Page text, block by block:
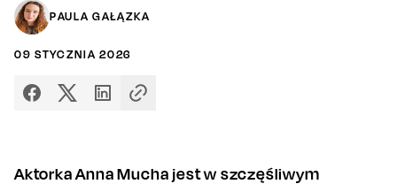
PAULA GAŁĄZKA
09 STYCZNIA 2026
Aktorka Anna Mucha jest w szczęśliwym